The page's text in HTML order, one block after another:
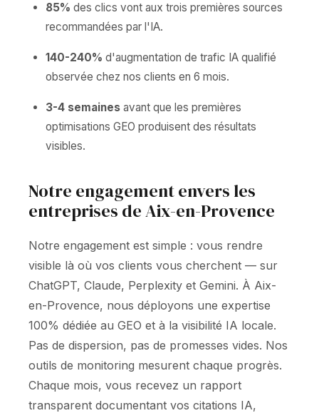
85% des clics vont aux trois premières sources
recommandées par l'IA.
140-240% d'augmentation de trafic IA qualifié
observée chez nos clients en 6 mois.
3-4 semaines avant que les premières
optimisations GEO produisent des résultats
visibles.
Notre engagement envers les
entreprises de Aix-en-Provence
Notre engagement est simple : vous rendre
visible là où vos clients vous cherchent — sur
ChatGPT, Claude, Perplexity et Gemini. À Aix-
en-Provence, nous déployons une expertise
100% dédiée au GEO et à la visibilité IA locale.
Pas de dispersion, pas de promesses vides. Nos
outils de monitoring mesurent chaque progrès.
Chaque mois, vous recevez un rapport
transparent documentant vos citations IA,